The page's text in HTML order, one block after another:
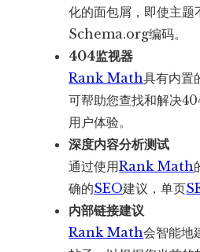
化的面包屑，即使主题
Schema.org编码。
404监视器
Rank Math具有内置
可帮助您查找和解决
用户体验。
深度内容分析测试
通过使用Rank Math
确的SEO建议，单页
内部链接建议
Rank Math会智能地